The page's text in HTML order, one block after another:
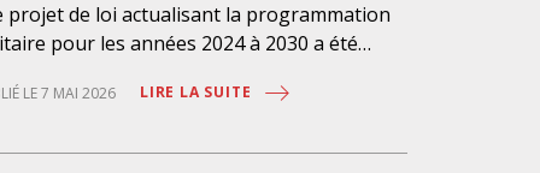
projet de loi actualisant la programmation
pour les années 2024 à 2030 a été
et doit être examiné à
Sous couvert de « réarmer la France »,
LE 7 MAI 2026 LIRE LA SUITE